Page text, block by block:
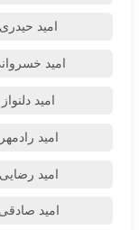
امید حیدری
امید
امید دلنواز
امید رادمهر
امید رضایی
امید صادقی